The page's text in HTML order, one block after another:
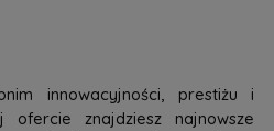
innowacyjności, prestiżu i
ofercie znajdziesz najnowsze